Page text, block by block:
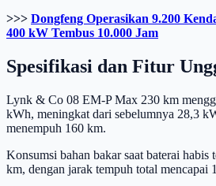
>>> Dongfeng Operasikan 9.200
400 kW Tembus 10.000 Jam
Spesifikasi dan Fitur
Lynk & Co 08 EM-P Max 230 km
kWh, meningkat dari sebelumnya 28,3
menempuh 160 km.
Konsumsi bahan bakar saat baterai habis
km, dengan jarak tempuh total mencapai